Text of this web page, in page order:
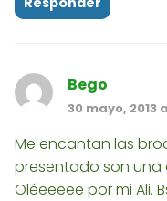
Bego
30 mayo, 2013
Me encantan las
presentado son una
Oléeeeee por mi Ali.